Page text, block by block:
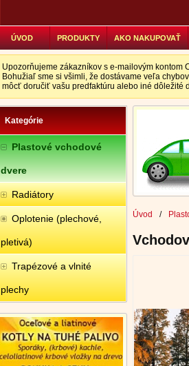
ÚVOD PRODUKTY AKO NAKUPOVAŤ
Upozorňujeme zákazníkov s e-mailovým
Bohužiaľ sme si všimli, že dostávame veľa
môcť doručiť vašu predfaktúru alebo iné dôležité
Kategórie
Plastové vchodové
dvere
Radiátory
Oplotenie (plechové,
pletivá)
Trapézové a vlnité
plechy
Úvod /